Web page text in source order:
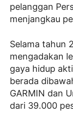
pelanggan
menjangkau
Selama tahun
mengadakan
gaya hidup
berada
GARMIN dan
dari 39.000